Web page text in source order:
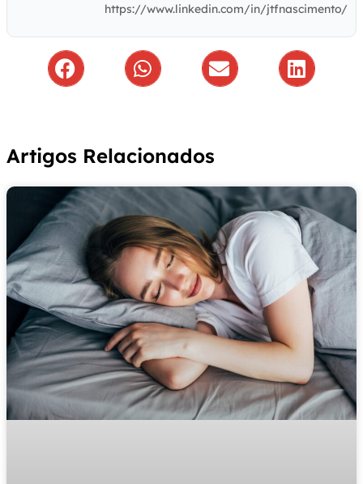
https://www.linkedin.com/in/jtfnascimento/
Artigos Relacionados